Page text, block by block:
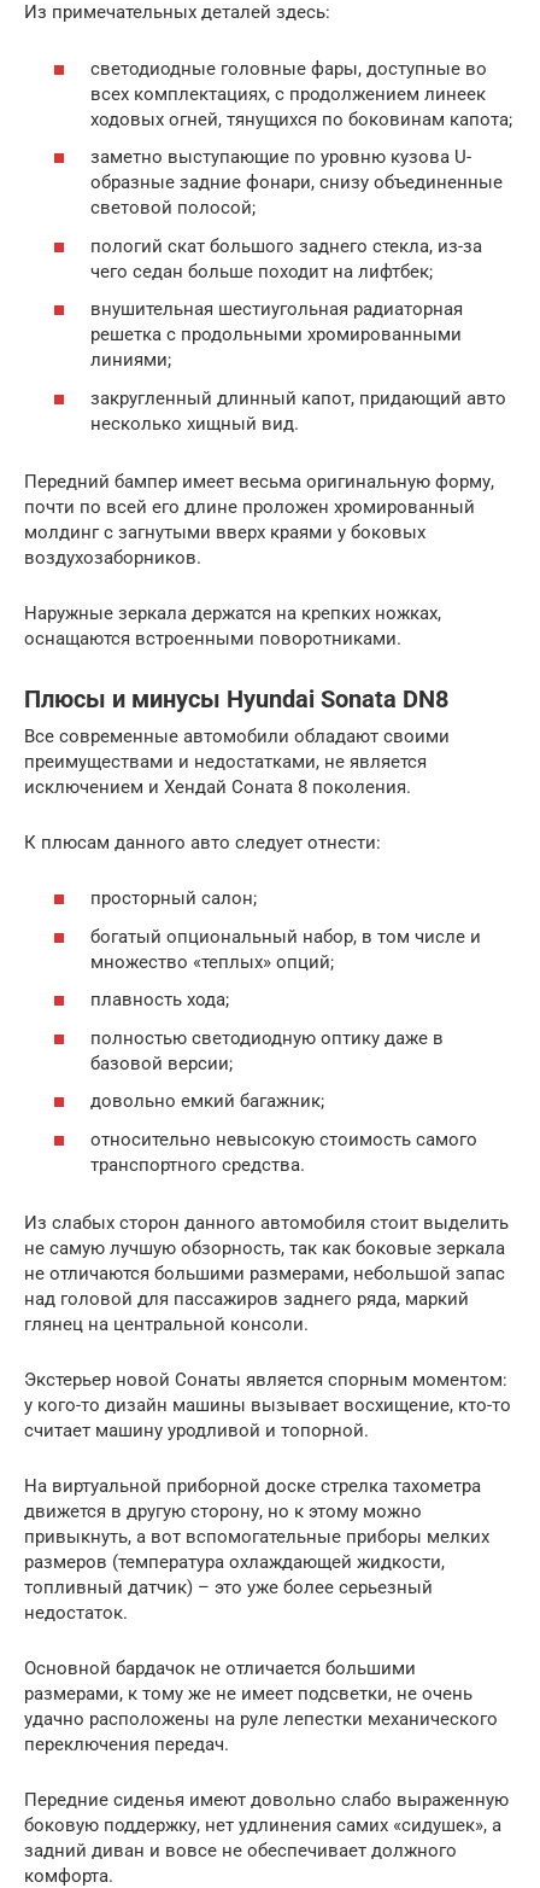
Из примечательных деталей здесь:
светодиодные головные фары, доступные во
всех комплектациях, с продолжением линеек
ходовых огней, тянущихся по боковинам капота;
заметно выступающие по уровню кузова U-
образные задние фонари, снизу объединенные
световой полосой;
пологий скат большого заднего стекла, из-за
чего седан больше походит на лифтбек;
внушительная шестиугольная радиаторная
решетка с продольными хромированными
линиями;
закругленный длинный капот, придающий авто
несколько хищный вид.
Передний бампер имеет весьма оригинальную форму,
почти по всей его длине проложен хромированный
молдинг с загнутыми вверх краями у боковых
воздухозаборников.
Наружные зеркала держатся на крепких ножках,
оснащаются встроенными поворотниками.
Плюсы и минусы Hyundai Sonata DN8
Все современные автомобили обладают своими
преимуществами и недостатками, не является
исключением и Хендай Соната 8 поколения.
К плюсам данного авто следует отнести:
просторный салон;
богатый опциональный набор, в том числе и
множество «теплых» опций;
плавность хода;
полностью светодиодную оптику даже в
базовой версии;
довольно емкий багажник;
относительно невысокую стоимость самого
транспортного средства.
Из слабых сторон данного автомобиля стоит выделить
не самую лучшую обзорность, так как боковые зеркала
не отличаются большими размерами, небольшой запас
над головой для пассажиров заднего ряда, маркий
глянец на центральной консоли.
Экстерьер новой Сонаты является спорным моментом:
у кого-то дизайн машины вызывает восхищение, кто-то
считает машину уродливой и топорной.
На виртуальной приборной доске стрелка тахометра
движется в другую сторону, но к этому можно
привыкнуть, а вот вспомогательные приборы мелких
размеров (температура охлаждающей жидкости,
топливный датчик) – это уже более серьезный
недостаток.
Основной бардачок не отличается большими
размерами, к тому же не имеет подсветки, не очень
удачно расположены на руле лепестки механического
переключения передач.
Передние сиденья имеют довольно слабо выраженную
боковую поддержку, нет удлинения самих «сидушек», а
задний диван и вовсе не обеспечивает должного
комфорта.